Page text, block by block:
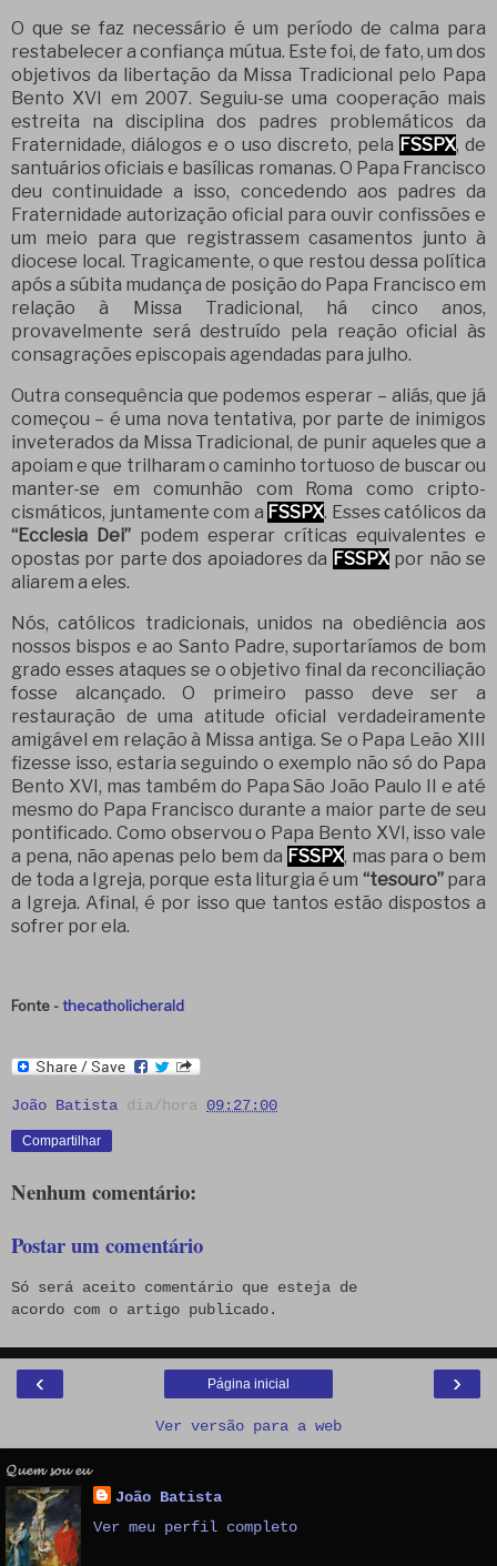
O que se faz necessário é um período de calma para
restabelecer a confiança mútua. Este foi, de fato, um dos
objetivos da libertação da Missa Tradicional pelo Papa
Bento XVI em 2007. Seguiu-se uma cooperação mais
estreita na disciplina dos padres problemáticos da
Fraternidade, diálogos e o uso discreto, pela FSSPX, de
santuários oficiais e basílicas romanas. O Papa Francisco
deu continuidade a isso, concedendo aos padres da
Fraternidade autorização oficial para ouvir confissões e
um meio para que registrassem casamentos junto à
diocese local. Tragicamente, o que restou dessa política
após a súbita mudança de posição do Papa Francisco em
relação à Missa Tradicional, há cinco anos,
provavelmente será destruído pela reação oficial às
consagrações episcopais agendadas para julho.
Outra consequência que podemos esperar – aliás, que já
começou – é uma nova tentativa, por parte de inimigos
inveterados da Missa Tradicional, de punir aqueles que a
apoiam e que trilharam o caminho tortuoso de buscar ou
manter-se em comunhão com Roma como cripto-
cismáticos, juntamente com a FSSPX. Esses católicos da
“Ecclesia Dei” podem esperar críticas equivalentes e
opostas por parte dos apoiadores da FSSPXpor não se
aliarem a eles.
Nós, católicos tradicionais, unidos na obediência aos
nossos bispos e ao Santo Padre, suportaríamos de bom
grado esses ataques se o objetivo final da reconciliação
fosse alcançado. O primeiro passo deve ser a
restauração de uma atitude oficial verdadeiramente
amigável em relação à Missa antiga. Se o Papa Leão XIII
fizesse isso, estaria seguindo o exemplo não só do Papa
Bento XVI, mas também do Papa São João Paulo II e até
mesmo do Papa Francisco durante a maior parte de seu
pontificado. Como observou o Papa Bento XVI, isso vale
a pena, não apenas pelo bem da FSSPX, mas para o bem
de toda a Igreja, porque esta liturgia é um “tesouro”para
a Igreja. Afinal, é por isso que tantos estão dispostos a
sofrer por ela.
Fonte -thecatholicherald
João Batista dia/hora 09:27:00
Compartilhar
Nenhum comentário:
Postar um comentário
Só será aceito comentário que esteja de
acordo com o artigo publicado.
‹ ›
Página inicial
Ver versão para a web
𝓠𝓾𝓮𝓶 𝓼𝓸𝓾 𝓮𝓾
João Batista
Ver meu perfil completo